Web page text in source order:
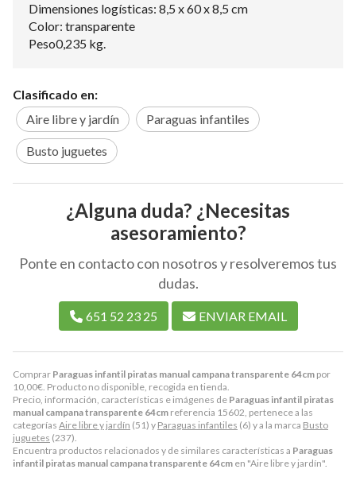
Comprar Paraguas infantil piratas manual campana transparente 64cm por
10,00€ . Producto no disponible, recogida en tienda.
Precio, información, características e imágenes de Paraguas infantil piratas
manual campana transparente 64cm referencia 15602, pertenece a las
categorías Aire libre y jardín (51) y Paraguas infantiles (6) y a la marca Busto
juguetes (237).
Encuentra productos relacionados y de similares características a Paraguas
infantil piratas manual campana transparente 64cm en "Aire libre y jardín".
Dimensiones logísticas: 8,5 x 60 x 8,5 cm
Color: transparente
Peso0,235 kg.
Clasificado en:
Aire libre y jardín
Paraguas infantiles
Busto juguetes
¿Alguna duda? ¿Necesitas
asesoramiento?
Ponte en contacto con nosotros y resolveremos tus
dudas.
651 52 23 25 ENVIAR EMAIL